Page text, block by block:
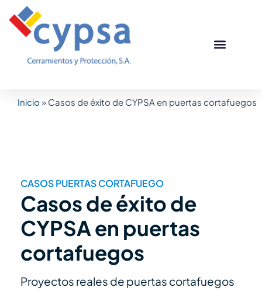
contenido
Inicio » Casos de éxito de CYPSA en puertas cortafuegos
CASOS PUERTAS CORTAFUEGO
Casos de éxito de
CYPSA en puertas
cortafuegos
Proyectos reales de puertas cortafuegos